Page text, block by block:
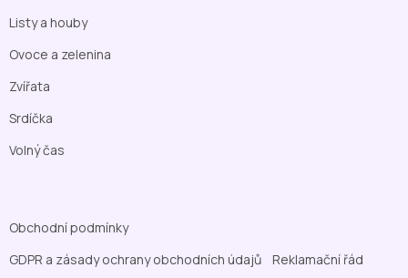
Listy a houby
Ovoce a zelenina
Zvířata
Srdíčka
Volný čas
Obchodní podmínky
GDPR a zásady ochrany obchodních údajů
Reklamační řád